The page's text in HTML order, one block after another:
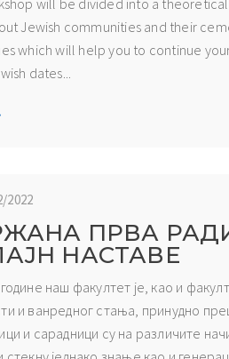
will be divided into a
Jewish communities and their
which will help you to continue
dates...
2022
ПРВА
НАСТАВЕ
наш факултет је, као и
и ванредног стања, принудно
и сарадници су на различите